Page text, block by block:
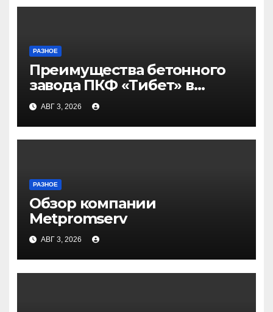
РАЗНОЕ
Преимущества бетонного
завода ПКФ «Тибет» в
Волгограде и Волжском
АВГ 3, 2026
РАЗНОЕ
Обзор компании
Metpromserv
АВГ 3, 2026